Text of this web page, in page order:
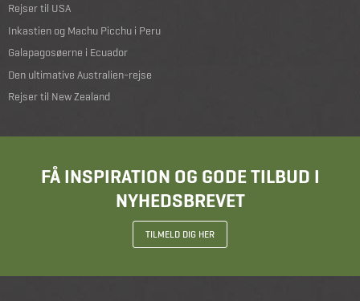
Rejser til USA
Inkastien og Machu Picchu i Peru
Galapagosøerne i Ecuador
Den ultimative Australien-rejse
Rejser til New Zealand
FÅ INSPIRATION OG GODE TILBUD I
NYHEDSBREVET
TILMELD DIG HER